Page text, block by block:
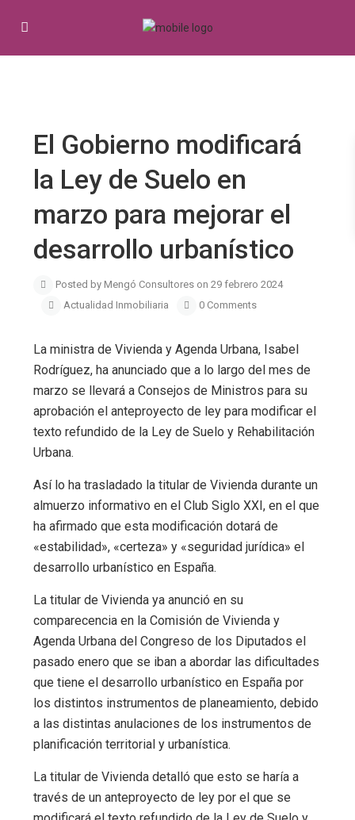
El Gobierno modificará
la Ley de Suelo en
marzo para mejorar el
desarrollo urbanístico
Posted by Mengó Consultores on 29 febrero 2024
Actualidad Inmobiliaria
0 Comments
La ministra de Vivienda y Agenda Urbana, Isabel
Rodríguez, ha anunciado que a lo largo del mes de
marzo se llevará a Consejos de Ministros para su
aprobación el anteproyecto de ley para modificar el
texto refundido de la Ley de Suelo y Rehabilitación
Urbana.
Así lo ha trasladado la titular de Vivienda durante un
almuerzo informativo en el Club Siglo XXI, en el que
ha afirmado que esta modificación dotará de
«estabilidad», «certeza» y «seguridad jurídica» el
desarrollo urbanístico en España.
La titular de Vivienda ya anunció en su
comparecencia en la Comisión de Vivienda y
Agenda Urbana del Congreso de los Diputados el
pasado enero que se iban a abordar las dificultades
que tiene el desarrollo urbanístico en España por
los distintos instrumentos de planeamiento, debido
a las distintas anulaciones de los instrumentos de
planificación territorial y urbanística.
La titular de Vivienda detalló que esto se haría a
través de un anteproyecto de ley por el que se